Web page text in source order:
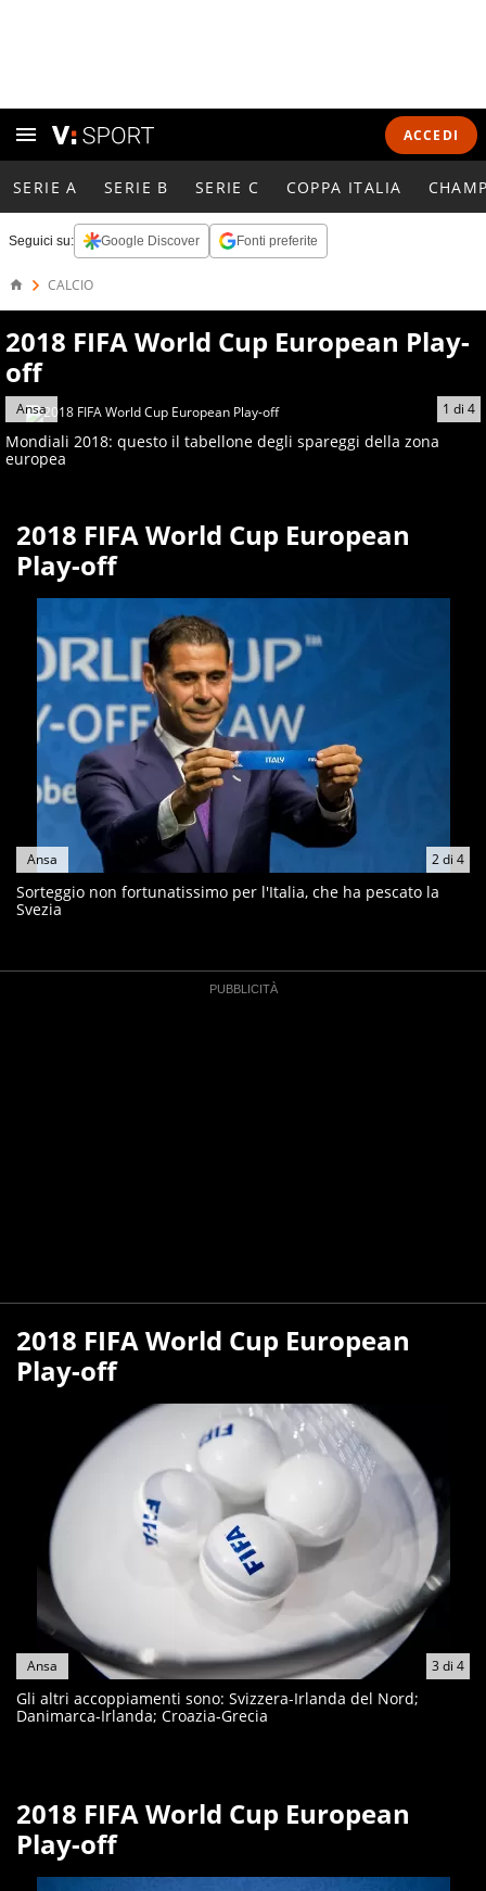
ACCEDI
SERIE A SERIE B SERIE C COPPA ITALIA
Seguici su: Google Discover Fonti preferite
CALCIO
2018 FIFA World Cup European Play-
off
1 di 4
Ansa
Mondiali 2018: questo il tabellone degli spareggi della zona
europea
2018 FIFA World Cup European
Play-off
2di 4
Ansa
Sorteggio non fortunatissimo per l'Italia, che ha pescato la
Svezia
2018 FIFA World Cup European
Play-off
3 di 4
Ansa
Gli altri accoppiamenti sono: Svizzera-Irlanda del Nord;
Danimarca-Irlanda; Croazia-Grecia
2018 FIFA World Cup European
Play-off